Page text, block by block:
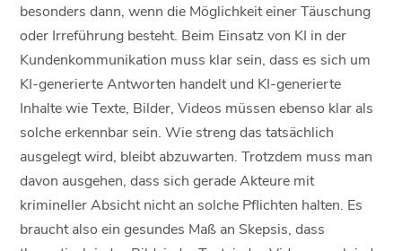
besonders dann, wenn die Möglichkeit einer Täuschung
oder Irreführung besteht. Beim Einsatz von KI in der
Kundenkommunikation muss klar sein, dass es sich um
KI-generierte Antworten handelt und KI-generierte
Inhalte wie Texte, Bilder, Videos müssen ebenso klar als
solche erkennbar sein. Wie streng das tatsächlich
ausgelegt wird, bleibt abzuwarten. Trotzdem muss man
davon ausgehen, dass sich gerade Akteure mit
krimineller Absicht nicht an solche Pflichten halten. Es
braucht also ein gesundes Maß an Skepsis, dass